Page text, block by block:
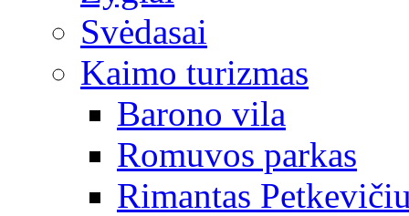
Svėdasai
Kaimo turizmas
Barono vila
Romuvos parkas
Rimantas